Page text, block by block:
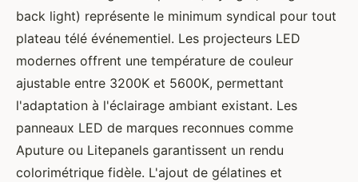
back light) représente le minimum syndical pour tout
plateau télé événementiel. Les projecteurs LED
modernes offrent une température de couleur
ajustable entre 3200K et 5600K, permettant
l'adaptation à l'éclairage ambiant existant. Les
panneaux LED de marques reconnues comme
Aputure ou Litepanels garantissent un rendu
colorimétrique fidèle. L'ajout de gélatines et